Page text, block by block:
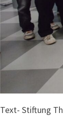
Text- Stiftung